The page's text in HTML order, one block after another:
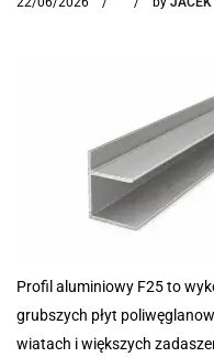
Profil aluminiowy F25 to
grubszych płyt
wiatach i większych